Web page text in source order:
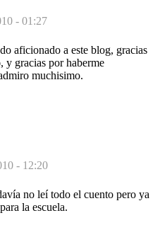
- 01:27
aficionado a este blog, gracias
y gracias por haberme
muchisimo.
- 12:20
no leí todo el cuento pero ya
la escuela.